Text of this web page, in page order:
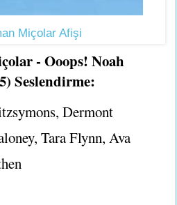
Miçolar Afişi
- Ooops! Noah
Seslendirme:
Dermont
Tara Flynn, Ava